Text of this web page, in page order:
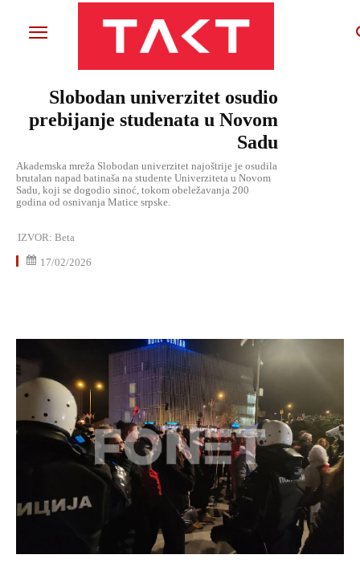
Slobodan univerzitet osudio
prebijanje studenata u Novom
Sadu
Akademska mreža Slobodan univerzitet najoštrije je osudila
brutalan napad batinaša na studente Univerziteta u Novom
Sadu, koji se dogodio sinoć, tokom obeležavanja 200
godina od osnivanja Matice srpske.
IZVOR: Beta
17/02/2026